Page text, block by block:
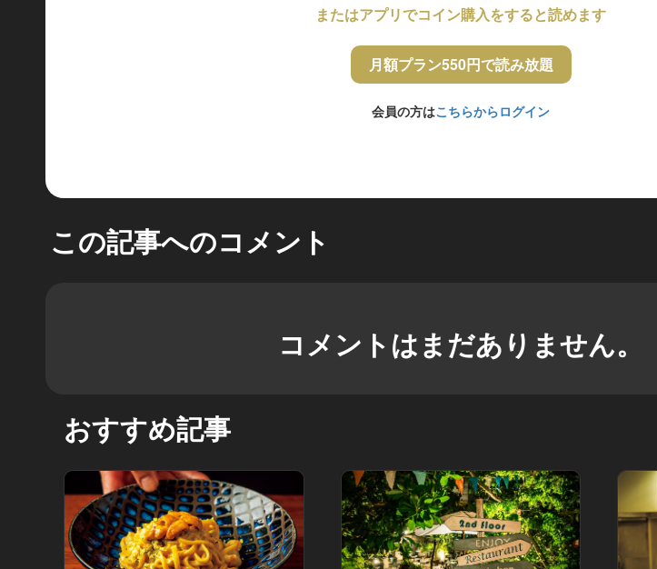
またはアプリでコイン購入をすると読めます
月額プラン550円で読み放題
会員の方はこちらからログイン
この記事へのコメント
コメントはまだありません。
おすすめ記事